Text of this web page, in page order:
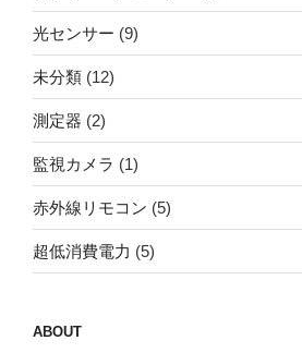
光センサー (9)
未分類 (12)
測定器 (2)
監視カメラ (1)
赤外線リモコン (5)
超低消費電力 (5)
ABOUT